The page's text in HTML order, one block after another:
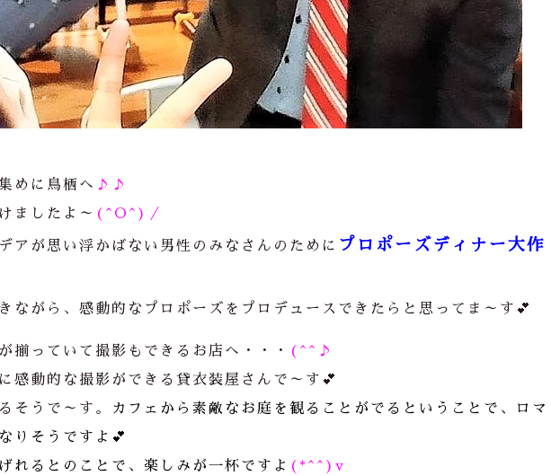
めに鳥栖へ ♪♪
ましたよ～ (^O^)／
アが思い浮かばない男性のみなさんのために プロポーズディナー大作
ながら、感動的なプロポーズをプロデュースできたらと思ってま～す💕
揃っていて撮影もできるお店へ・・・
(^^♪
感動的な撮影ができる貸衣装屋さんで～す💕
そうで～す。
カフェから素敵なお庭を観ることがでるということで、ロマ
りそうですよ💕
れるとのことで、楽しみが一杯ですよ (*^^)v